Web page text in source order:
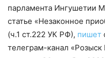
парламента Ингушетии
статье «Незаконное
(ч.1 ст.222 УК РФ), пишет
телеграм-канал